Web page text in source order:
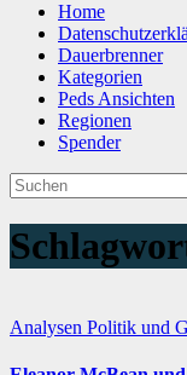
Home
Dauerbrenner
Kategorien
Peds Ansichten
Regionen
Spender
Analysen Politik und